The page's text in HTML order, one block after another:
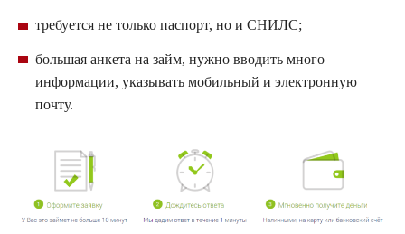
требуется не только паспорт, но иСНИЛС;
большая анкета назайм, нужно вводить много
информации, указывать мобильный и электронную
почту.